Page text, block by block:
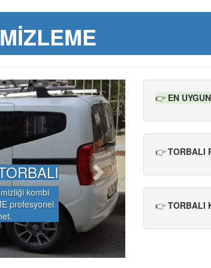
kombi
profesyonel
N
e
x
t
👉 EN
👉 TORBALI
👉 TORBALI